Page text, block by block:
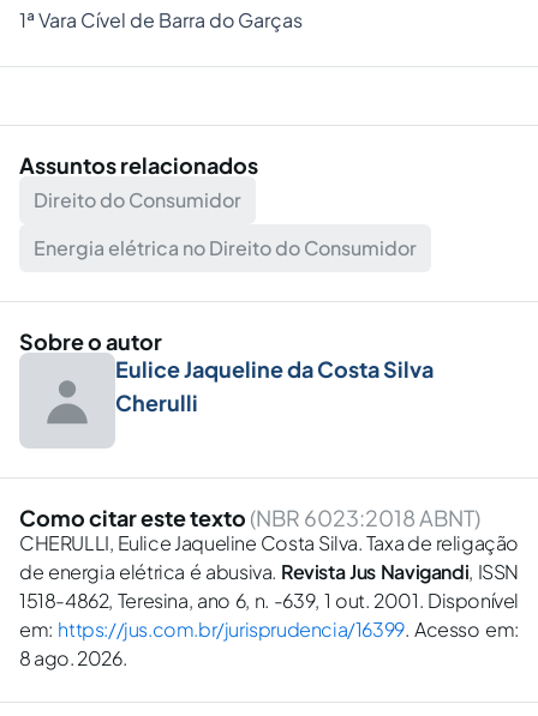
1ª Vara Cível de Barra do Garças
Assuntos relacionados
Direito do Consumidor
Energia elétrica no Direito do Consumidor
Sobre o autor
Eulice Jaqueline da Costa Silva
Cherulli
Como citar este texto (NBR 6023:2018 ABNT)
CHERULLI, Eulice Jaqueline Costa Silva. Taxa de religação
de energia elétrica é abusiva. Revista Jus Navigandi, ISSN
1518-4862, Teresina, ano 6, n. -639, 1 out. 2001. Disponível
em: https://jus.com.br/jurisprudencia/16399. Acesso em:
8 ago. 2026.